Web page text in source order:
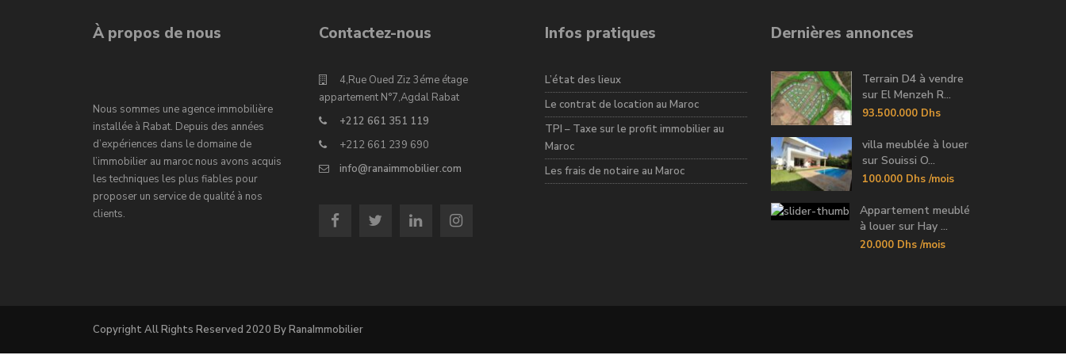
À propos de nous
Nous sommes une agence immobilière
installée à Rabat. Depuis des années
d’expériences dans le domaine de
l’immobilier au maroc nous avons acquis
les techniques les plus fiables pour
proposer un service de qualité à nos
clients.
Contactez-nous
4,Rue Oued Ziz 3éme étage
appartement N°7,Agdal Rabat
+212 661 351 119
+212 661 239 690
info@ranaimmobilier.com
Infos pratiques
L’état des lieux
Le contrat de location au Maroc
TPI – Taxe sur le profit immobilier au
Maroc
Les frais de notaire au Maroc
Dernières annonces
Terrain D4 à vendre
sur El Menzeh R...
93.500.000 Dhs
villa meublée à louer
sur Souissi O...
100.000 Dhs /mois
Appartement meublé
à louer sur Hay ...
20.000 Dhs /mois
Copyright All Rights Reserved 2020 By RanaImmobilier